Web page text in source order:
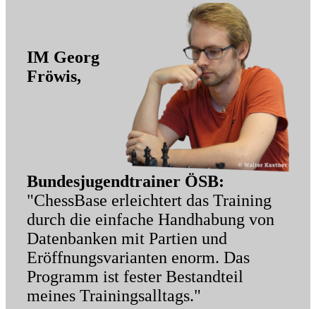
IM Georg
Fröwis,
Bundesjugendtrainer ÖSB:
"ChessBase erleichtert das Training
durch die einfache Handhabung von
Datenbanken mit Partien und
Eröffnungsvarianten enorm. Das
Programm ist fester Bestandteil
meines Trainingsalltags."